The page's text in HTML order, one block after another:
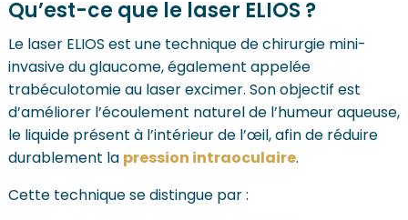
Qu’est-ce que le laser ELIOS ?
Le laser ELIOS est une technique de chirurgie mini-
invasive du glaucome, également appelée
trabéculotomie au laser excimer. Son objectif est
d’améliorer l’écoulement naturel de l’humeur aqueuse,
le liquide présent à l’intérieur de l’œil, afin de réduire
durablement la pression intraoculaire.
Cette technique se distingue par :